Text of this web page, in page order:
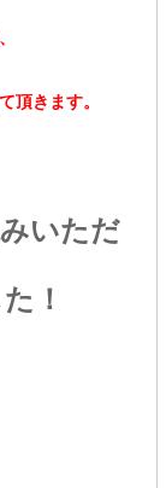
頂きます。
いただ
！